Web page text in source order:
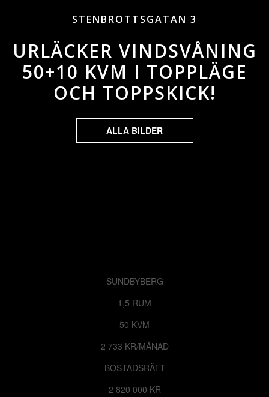
STENBROTTSGATAN 3
URLÄCKER VINDSVÅNING
50+10 KVM I TOPPLÄGE
OCH TOPPSKICK!
ALLA BILDER
SUNDBYBERG
1,5 RUM
50 KVM
2 733 KR/MÅNAD
BOSTADSRÄTT
2 820 000 KR